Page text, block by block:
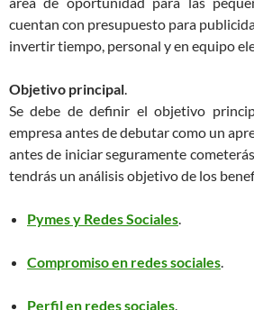
cuentan con presupuesto para
invertir tiempo, personal y en equipo
Objetivo principal.
Se debe de definir el objetivo
empresa antes de debutar como un
antes de iniciar seguramente
tendrás un análisis objetivo de los
Pymes y Redes Sociales.
Compromiso en redes sociales.
Perfil en redes sociales.